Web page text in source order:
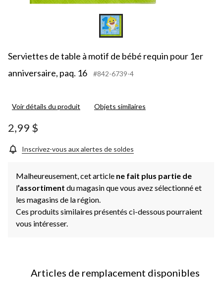
Serviettes de table à motif de bébé requin pour 1er
anniversaire, paq. 16
#842-6739-4
Voir détails du produit Objets similaires
2,99 $
Inscrivez-vous aux alertes de soldes
Malheureusement, cet article ne fait plus partie de
l’assortiment du magasin que vous avez sélectionné et
les magasins de la région.
Ces produits similaires présentés ci-dessous pourraient
vous intéresser.
Articles de remplacement disponibles